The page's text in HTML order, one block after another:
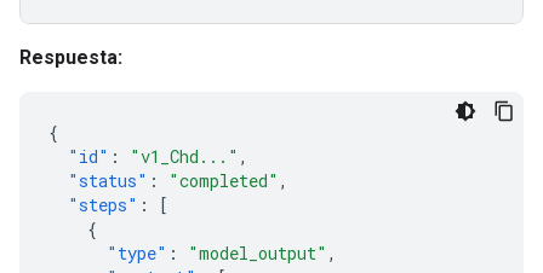
Respuesta:
{
"id" : "v1_Chd..." ,
"status" : "completed" ,
"steps" :
[
{
"type" : "model_output" ,